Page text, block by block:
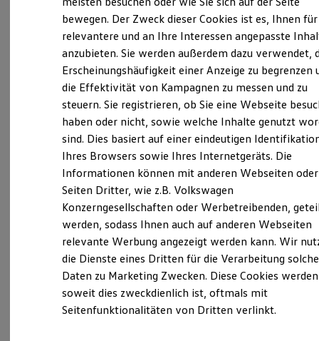
Laden Zuhause
Ladestationen finden
Ladezeitensimulator
Batterie
Sicherheit
Garantie und Lebensdauer
Nachhaltigkeit
Technologie
Kosten und Kauf
Verbrauchskosten
Kaufoptionen
E-Auto-Förderung
Software und Konnektivität
ID. Software Versionen und Updates
Digitale Extras
Schnittstellen zu Ihrem ID.
Hybridautos
Marke und Erlebnis
Volkswagen R und R Experience
R-Modelle
Driving Experience
Volkswagen entdecken
Fröbelstraße 15, 50823 Köln
verkauf-vw-koeln-mitte@fleischhauer.com
+49 221 57740
Montag-Freitag 07:00 -18:00 Uhr
Samstag
07:00 13:00
Uhr
Sonntag
Geschlossen
Ansprechpartner
bewegen. Der Zweck dieser Cookies ist es, Ihnen für
relevantere und an Ihre Interessen angepasste
anzubieten. Sie werden außerdem dazu verwendet,
Erscheinungshäufigkeit einer Anzeige zu begrenzen
die Effektivität von Kampagnen zu messen und zu
steuern. Sie registrieren, ob Sie eine Webseite
haben oder nicht, sowie welche Inhalte genutzt
sind. Dies basiert auf einer eindeutigen
Ihres Browsers sowie Ihres Internetgeräts. Die
Informationen können mit anderen Webseiten oder
Seiten Dritter, wie z.B. Volkswagen
Konzerngesellschaften oder Werbetreibenden,
werden, sodass Ihnen auch auf anderen Webseiten
relevante Werbung angezeigt werden kann. Wir
die Dienste eines Dritten für die Verarbeitung
Daten zu Marketing Zwecken. Diese Cookies
soweit dies zweckdienlich ist, oftmals mit
Seitenfunktionalitäten von Dritten verlinkt.